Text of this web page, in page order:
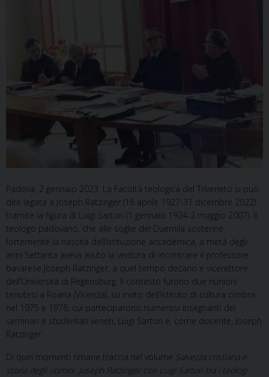
Padova, 2 gennaio 2023. La Facoltà teologica del Triveneto si può
dire legata a Joseph Ratzinger (16 aprile 1927-31 dicembre 2022)
tramite la figura di Luigi Sartori (1 gennaio 1924-2 maggio 2007). Il
teologo padovano, che alle soglie del Duemila sostenne
fortemente la nascita dell’istituzione accademica, a metà degli
anni Settanta aveva avuto la ventura di incontrare il professore
bavarese Joseph Ratzinger, a quel tempo decano e vicerettore
dell’Università di Regensburg. Il contesto furono due riunioni
tenutesi a Roana (Vicenza), su invito dell’Istituto di cultura cimbra,
nel 1975 e 1976, cui parteciparono numerosi insegnanti dei
seminari e studentati veneti, Luigi Sartori e, come docente, Joseph
Ratzinger.
Di quei momenti rimane traccia nel volume Salvezza cristiana e
storia degli uomini. Joseph Ratzinger con Luigi Sartori tra i teologi